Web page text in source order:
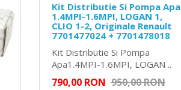
Kit Distributie Si Pompa Apa
1.4MPI-1.6MPI, LOGAN 1,
CLIO 1-2, Originale Renault
7701477024 + 7701478018
Kit Distributie Si Pompa
Apa1.4MPI-1.6MPI, LOGAN ..
790,00 RON 950,00 RON